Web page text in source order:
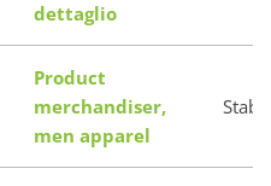
dettaglio
Product
merchandiser,
men apparel